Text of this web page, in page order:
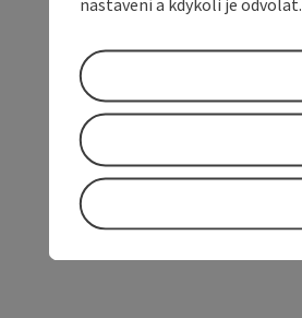
nastavení a kdykoli je odvolat.